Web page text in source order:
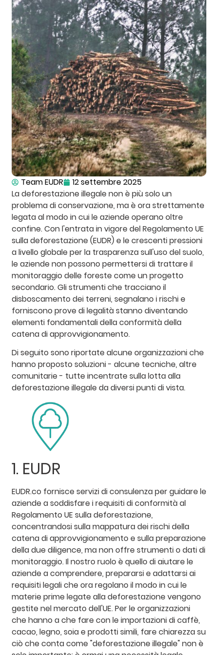
Team EUDR
12 settembre 2025
La deforestazione illegale non è più solo un
problema di conservazione, ma è ora strettamente
legata al modo in cui le aziende operano oltre
confine. Con l'entrata in vigore del Regolamento UE
sulla deforestazione (EUDR) e le crescenti pressioni
a livello globale per la trasparenza sull'uso del suolo,
le aziende non possono permettersi di trattare il
monitoraggio delle foreste come un progetto
secondario. Gli strumenti che tracciano il
disboscamento dei terreni, segnalano i rischi e
forniscono prove di legalità stanno diventando
elementi fondamentali della conformità della
catena di approvvigionamento.
Di seguito sono riportate alcune organizzazioni che
hanno proposto soluzioni - alcune tecniche, altre
comunitarie - tutte incentrate sulla lotta alla
deforestazione illegale da diversi punti di vista.
1. EUDR
EUDR.co fornisce servizi di consulenza per guidare le
aziende a soddisfare i requisiti di conformità al
Regolamento UE sulla deforestazione,
concentrandosi sulla mappatura dei rischi della
catena di approvvigionamento e sulla preparazione
della due diligence, ma non offre strumenti o dati di
monitoraggio. Il nostro ruolo è quello di aiutare le
aziende a comprendere, prepararsi e adattarsi ai
requisiti legali che ora regolano il modo in cui le
materie prime legate alla deforestazione vengono
gestite nel mercato dell'UE. Per le organizzazioni
che hanno a che fare con le importazioni di caffè,
cacao, legno, soia e prodotti simili, fare chiarezza su
ciò che conta come "deforestazione illegale" non è